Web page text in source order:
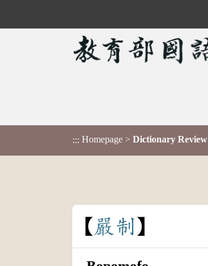
::: Homepage > Dictionary Review
嚴 制